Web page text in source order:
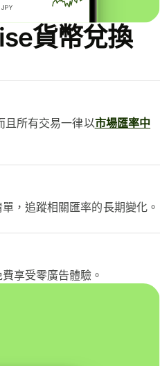
貨幣兌換
且所有交易一律以市場匯率中
，追蹤相關匯率的長期變化。
享受零廣告體驗。